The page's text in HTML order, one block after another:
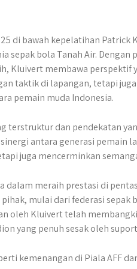
di bawah kepelatihan Patrick
sepak bola Tanah Air.
Kluivert membawa perspektif
taktik di lapangan, tetapi
pemain muda Indonesia.
terstruktur dan pendekatan
antara generasi pemain
juga mencerminkan
dalam meraih prestasi di
mulai dari federasi sepak
oleh Kluivert telah
yang penuh sesak oleh
kemenangan di Piala AFF